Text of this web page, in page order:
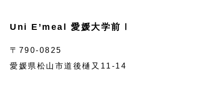
Uni E’meal 愛媛大学前Ⅰ
〒790-0825
愛媛県松山市道後樋又11-14